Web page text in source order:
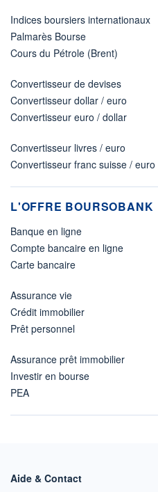
Indices boursiers internationaux
Palmarès Bourse
Cours du Pétrole (Brent)
Convertisseur de devises
Convertisseur dollar / euro
Convertisseur euro / dollar
Convertisseur livres / euro
Convertisseur franc suisse / euro
L'OFFRE BOURSOBANK
Banque en ligne
Compte bancaire en ligne
Carte bancaire
Assurance vie
Crédit immobilier
Prêt personnel
Assurance prêt immobilier
Investir en bourse
PEA
Aide & Contact